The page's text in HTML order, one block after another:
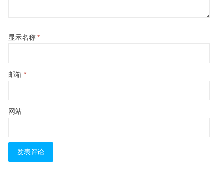
显示名称 *
邮箱 *
网站